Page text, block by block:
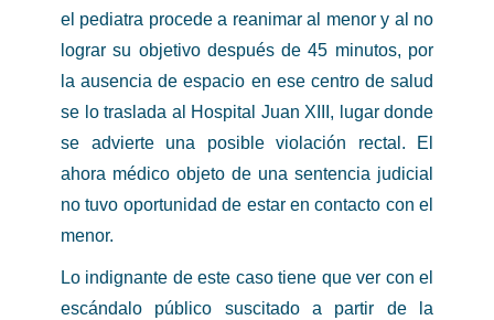
el pediatra procede a reanimar al menor y al no
lograr su objetivo después de 45 minutos, por
la ausencia de espacio en ese centro de salud
se lo traslada al Hospital Juan XIII, lugar donde
se advierte una posible violación rectal. El
ahora médico objeto de una sentencia judicial
no tuvo oportunidad de estar en contacto con el
menor.
Lo indignante de este caso tiene que ver con el
escándalo público suscitado a partir de la